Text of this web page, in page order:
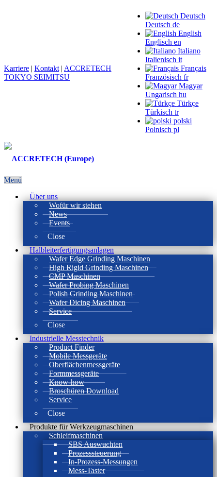
Deutsch
Deutsch de
English
Englisch en
Italiano
Italienisch it
Français
Französisch fr
Magyar
Ungarisch hu
Türkçe
Türkisch tr
polski
Polnisch pl
Karriere | Kontakt | ACCRETECH
TOKYO SEIMITSU
Menü
Über uns
Wofür wir stehen
News
Events
Close
Halbleiterfertigungsanlagen
Wafer Edge Grinding Maschinen
High Rigid Grinding Maschinen
CMP Maschinen
Wafer Probing Maschinen
Polish Grinding Maschinen
Wafer Dicing Maschinen
Service
Close
Industrielle Messtechnik
Product Finder
Mobile Messgeräte
Oberflächenmessgeräte
Formmessgeräte
Know-how
Broschüren Download
Service
Close
Produkte für Werkzeugmaschinen
Schleifmaschinen
SBS Auswuchten
Prozesssteuerung
In-Prozess-Messungen
Mess-Taster